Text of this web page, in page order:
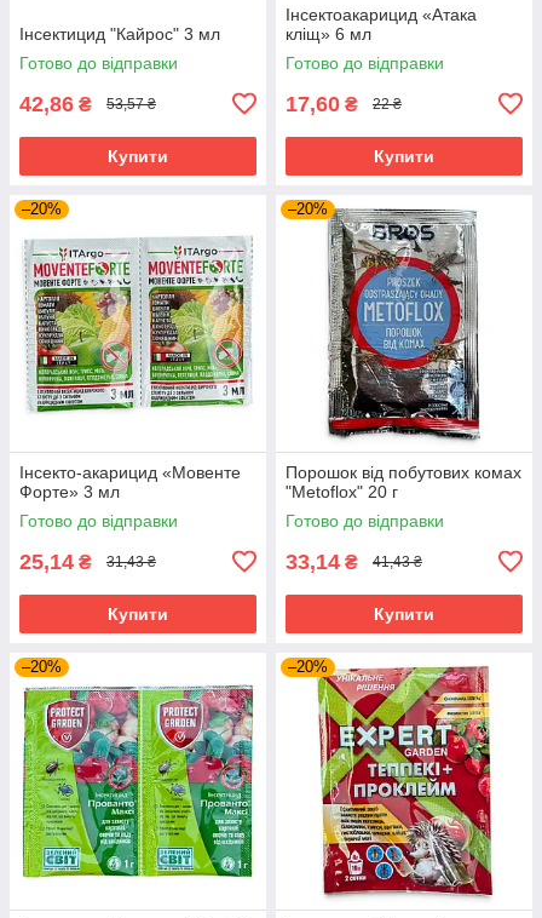
Інсектицид "Кайрос" 3 мл
Готово до відправки
42,86 ₴ 53,57 ₴
Купити
Інсектоакарицид «Атака
кліщ» 6 мл
Готово до відправки
17,60 ₴ 22 ₴
Купити
–20%
Інсекто-акарицид «Мовенте
Форте» 3 мл
Готово до відправки
25,14 ₴ 31,43 ₴
Купити
–20%
Порошок від побутових комах
"Metoflox" 20 г
Готово до відправки
33,14 ₴ 41,43 ₴
Купити
–20% –20%